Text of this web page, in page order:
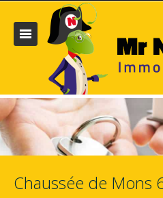
Chaussée de Mons